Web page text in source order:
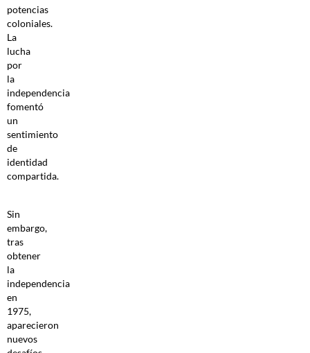
potencias
coloniales.
La
lucha
por
la
independencia
fomentó
un
sentimiento
de
identidad
compartida.
Sin
embargo,
tras
obtener
la
independencia
en
1975,
aparecieron
nuevos